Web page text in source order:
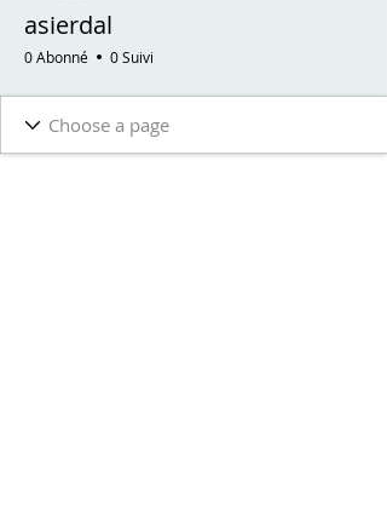
asierdal
0 Abonné 0 Suivi